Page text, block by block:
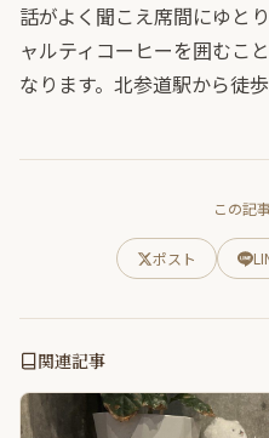
話がよく聞こえ席間にゆと
ャルティコーヒーを囲むこ
なります。北参道駅から徒歩
この記
ポスト
関連記事